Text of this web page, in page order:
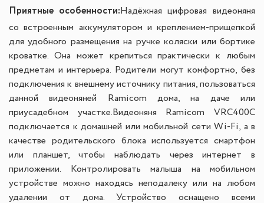
Приятные особенности: Надёжная цифровая видеоняня
со встроенным аккумулятором и креплением-прищепкой
для удобного размещения на ручке коляски или бортике
кроватке. Она может крепиться практически к любым
предметам и интерьера. Родители могут комфортно, без
подключения к внешнему источнику питания, пользоваться
данной видеоняней Ramicom дома, на даче или
приусадебном участке. Видеоняня Ramicom VRC400C
подключается к домашней или мобильной сети Wi-Fi, а в
качестве родительского блока используется смартфон
или планшет, чтобы наблюдать через интернет в
приложении. Контролировать малыша на мобильном
устройстве можно находясь неподалеку или на любом
удалении от дома. Устройство оснащено всеми